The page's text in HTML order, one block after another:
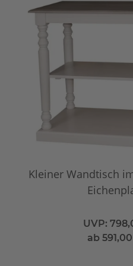
Kleiner Wandtisch
UVP:
ab